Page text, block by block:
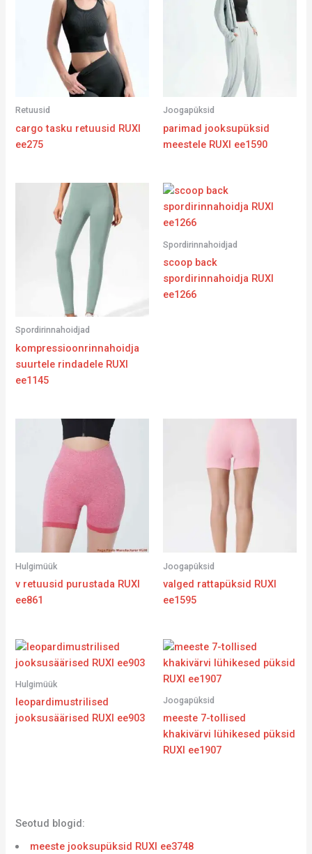
Retuusid
cargo tasku retuusid RUXI
ee275
Joogapüksid
parimad jooksupüksid
meestele RUXI ee1590
Spordirinnahoidjad
kompressioonrinnahoidja
suurtele rindadele RUXI
ee1145
Spordirinnahoidjad
scoop back
spordirinnahoidja RUXI
ee1266
Hulgimüük
v retuusid purustada RUXI
ee861
Joogapüksid
valged rattapüksid RUXI
ee1595
Hulgimüük
leopardimustrilised
jooksusäärised RUXI ee903
Joogapüksid
meeste 7-tollised
khakivärvi lühikesed püksid
RUXI ee1907
Seotud blogid:
meeste jooksupüksid RUXI ee3748